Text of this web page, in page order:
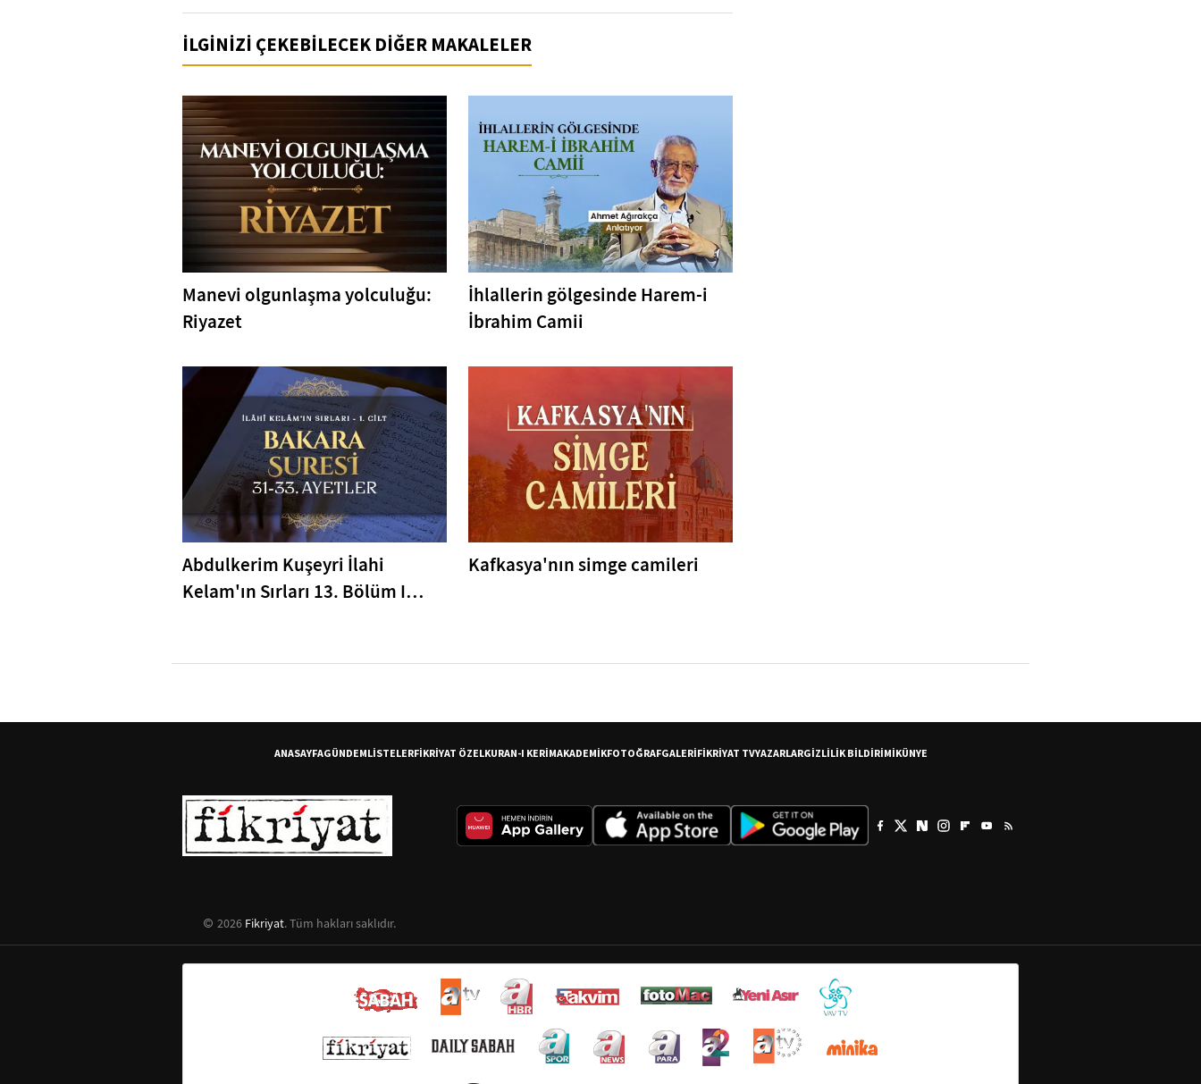
İLGİNİZİ ÇEKEBİLECEK DİĞER MAKALELER
Manevi olgunlaşma yolculuğu:
Riyazet
İhlallerin gölgesinde Harem-i
İbrahim Camii
Abdulkerim Kuşeyri İlahi
Kelam'ın Sırları 13. Bölüm I
Kafkasya'nın simge camileri
ANASAYFAGÜNDEMLİSTELERFİKRİYAT ÖZELKURAN-I KERİMAKADEMİKFOTOĞRAFGALERİFİKRİYAT TVYAZARLARGİZLİLİK BİLDİRİMİKÜNYE
2026 Fikriyat. Tüm hakları saklıdır.